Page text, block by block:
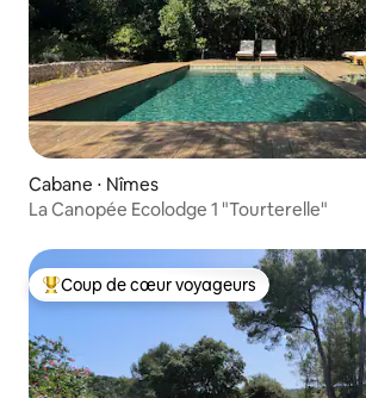
Cabane ⋅ Nîmes
La Canopée Ecolodge 1 "Tourterelle"
Coups de cœur voyageurs les plus
Coup de cœur voyageurs